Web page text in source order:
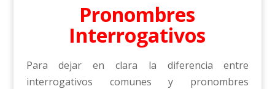
Pronombres
Interrogativos
Para dejar en clara la diferencia entre
interrogativos comunes y pronombres